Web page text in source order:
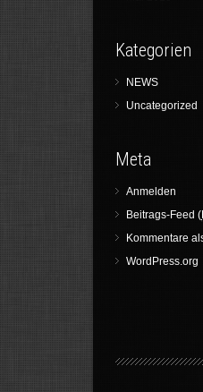
Kategorien
NEWS
Uncategorized
Meta
Anmelden
Beitrags-Feed (
Kommentare
WordPress.org